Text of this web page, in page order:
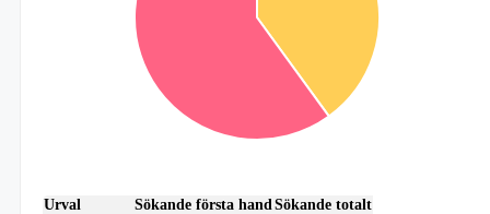
Urval Sökande första hand Sökande totalt